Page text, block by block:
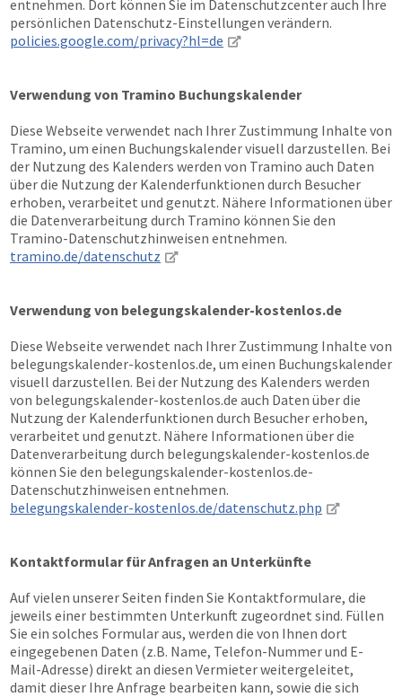
entnehmen. Dort können Sie im Datenschutzcenter auch Ihre
persönlichen Datenschutz-Einstellungen verändern.
policies.google.com/privacy?hl=de
Verwendung von Tramino Buchungskalender
Diese Webseite verwendet nach Ihrer Zustimmung Inhalte von
Tramino, um einen Buchungskalender visuell darzustellen. Bei
der Nutzung des Kalenders werden von Tramino auch Daten
über die Nutzung der Kalenderfunktionen durch Besucher
erhoben, verarbeitet und genutzt. Nähere Informationen über
die Datenverarbeitung durch Tramino können Sie den
Tramino-Datenschutzhinweisen entnehmen.
tramino.de/datenschutz
Verwendung von belegungskalender-kostenlos.de
Diese Webseite verwendet nach Ihrer Zustimmung Inhalte von
belegungskalender-kostenlos.de, um einen Buchungskalender
visuell darzustellen. Bei der Nutzung des Kalenders werden
von belegungskalender-kostenlos.de auch Daten über die
Nutzung der Kalenderfunktionen durch Besucher erhoben,
verarbeitet und genutzt. Nähere Informationen über die
Datenverarbeitung durch belegungskalender-kostenlos.de
können Sie den belegungskalender-kostenlos.de-
Datenschutzhinweisen entnehmen.
belegungskalender-kostenlos.de/datenschutz.php
Kontaktformular für Anfragen an Unterkünfte
Auf vielen unserer Seiten finden Sie Kontaktformulare, die
jeweils einer bestimmten Unterkunft zugeordnet sind. Füllen
Sie ein solches Formular aus, werden die von Ihnen dort
eingegebenen Daten (z.B. Name, Telefon-Nummer und E-
Mail-Adresse) direkt an diesen Vermieter weitergeleitet,
damit dieser Ihre Anfrage bearbeiten kann, sowie die sich